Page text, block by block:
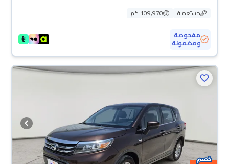
مستعملة
109,970 كم
مفحوصة
ومضمونة